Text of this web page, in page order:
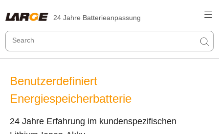
24 Jahre Batterieanpassung
Benutzerdefiniert
Energiespeicherbatterie
24 Jahre Erfahrung im kundenspezifischen